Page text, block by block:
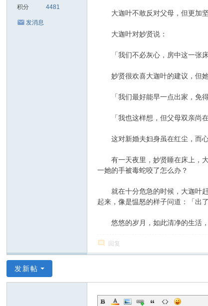
积分 4481
发消息
大迦叶不敢反对父母，但更加坚
大迦叶对妙贤说：
「我们不必灰心，房中这一张床
妙贤很欢喜大迦叶的建议，但她
「我们最好能早一点出家，免得
「我也这样想，但父母双亲尚在
这对新婚夫妇身虽在红尘，而心
有一天夜里，妙贤睡在床上，大
一她的手被毒蛇咬了怎么办？
就在十分危急的时候，大迦叶赶
起来，像是愠怒的样子问道：「出
悠悠的岁月，如此清净的生活，
回复
发新帖